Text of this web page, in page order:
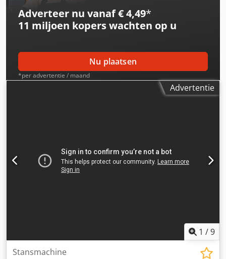
Adverteer nu vanaf € 4,49*
11 miljoen koperswachten op u
Nu plaatsen
*per advertentie / maand
Advertentie
1 /9
Stansmachine